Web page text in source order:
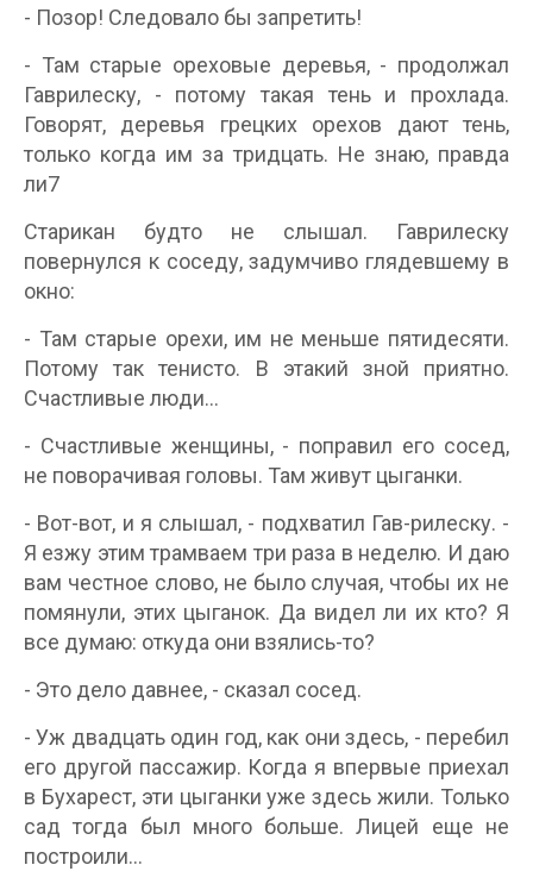
- Позор! Следовало бы запретить!
- Там старые ореховые деревья, - продолжал
Гаврилеску, - потому такая тень и прохлада.
Говорят, деревья грецких орехов дают тень,
только когда им за тридцать. Не знаю, правда
ли7
Старикан будто не слышал. Гаврилеску
повернулся к соседу, задумчиво глядевшему в
окно:
- Там старые орехи, им не меньше пятидесяти.
Потому так тенисто. В этакий зной приятно.
Счастливые люди...
- Счастливые женщины, - поправил его сосед,
не поворачивая головы. Там живут цыганки.
- Вот-вот, и я слышал, - подхватил Гав-рилеску. -
Я езжу этим трамваем три раза в неделю. И даю
вам честное слово, не было случая, чтобы их не
помянули, этих цыганок. Да видел ли их кто? Я
все думаю: откуда они взялись-то?
- Это дело давнее, - сказал сосед.
- Уж двадцать один год, как они здесь, - перебил
его другой пассажир. Когда я впервые приехал
в Бухарест, эти цыганки уже здесь жили. Только
сад тогда был много больше. Лицей еще не
построили...